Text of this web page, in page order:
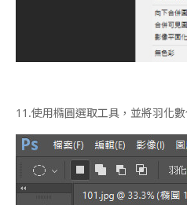
11.使用橢圓選取工具，並將羽化